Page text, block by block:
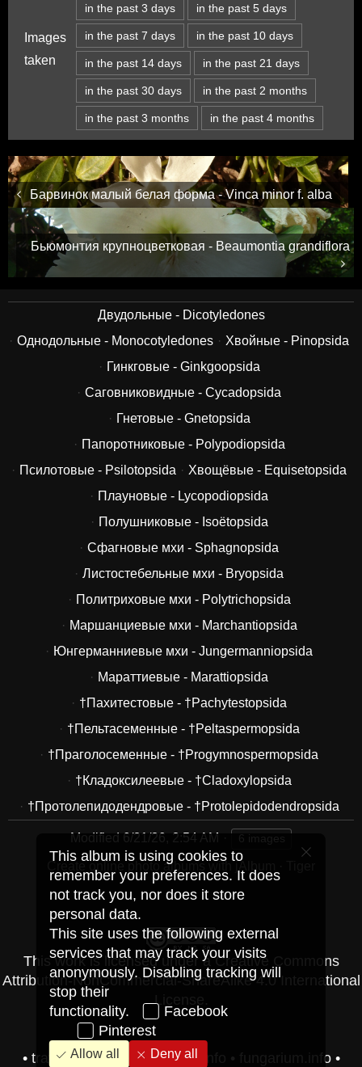
Images
taken
in the past 3 days in the past 5 days
in the past 7 days in the past 10 days
in the past 14 days in the past 21 days
in the past 30 days in the past 2 months
in the past 3 months in the past 4 months
Барвинок малый белая форма - Vinca minor f. alba
Бьюмонтия крупноцветковая - Beaumontia grandiflora
Двудольные - Dicotyledones
Однодольные - Monocotyledones
Хвойные - Pinopsida
Гинкговые - Ginkgoopsida
Саговниковидные - Cycadopsida
Гнетовые - Gnetopsida
Папоротниковые - Polypodiopsida
Псилотовые - Psilotopsida
Хвощёвые - Equisetopsida
Плауновые - Lycopodiopsida
Полушниковые - Isoëtopsida
Сфагновые мхи - Sphagnopsida
Листостебельные мхи - Bryopsida
Политриховые мхи - Polytrichopsida
Маршанциевые мхи - Marchantiopsida
Юнгерманниевые мхи - Jungermanniopsida
Мараттиевые - Marattiopsida
†Пахитестовые - †Pachytestopsida
†Пельтасеменные - †Peltaspermopsida
†Праголосеменные - †Progymnospermopsida
†Кладоксилеевые - †Cladoxylopsida
†Протолепидодендровые - †Protolepidodendropsida
Modified 6/21/26, 2:54 AM
Create online photo albums with jAlbum
This work is licensed under aCreative Commons
Attribution-NonCommercial-ShareAlike 4.0 International
License
• travel-pics.vip herbarium.info fungarium.info•
This album is using cookies to
remember your preferences. It does
not track you, nor does it store
personal data.
This site uses the following external
services that may track your visits
anonymously. Disabling tracking will
stop their
functionality.
Facebook
Pinterest
Allow all Deny all